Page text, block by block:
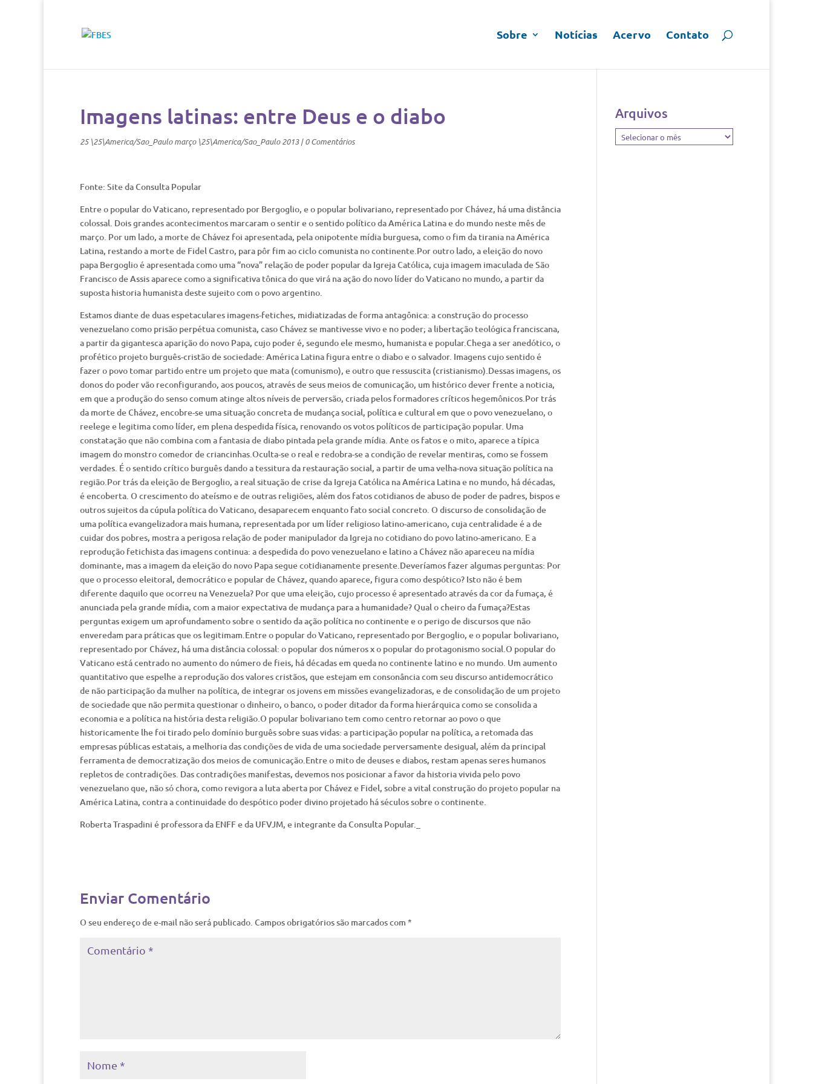
Sobre Notícias Acervo Contato
Imagens latinas: entre Deus e o diabo
25 \25\America/Sao_Paulo março \25\America/Sao_Paulo 2013|0 Comentários
Fonte: Site da Consulta Popular
Entre o popular do Vaticano, representado por Bergoglio, e o popular bolivariano, representado por Chávez, há uma distância
colossal. Dois grandes acontecimentos marcaram o sentir e o sentido político da América Latina e do mundo neste mês de
março. Por um lado, a morte de Chávez foi apresentada, pela onipotente mídia burguesa, como o fim da tirania na América
Latina, restando a morte de Fidel Castro, para pôr fim ao ciclo comunista no continente.Por outro lado, a eleição do novo
papa Bergoglio é apresentada como uma “nova” relação de poder popular da Igreja Católica, cuja imagem imaculada de São
Francisco de Assis aparece como a significativa tônica do que virá na ação do novo líder do Vaticano no mundo, a partir da
suposta historia humanista deste sujeito com o povo argentino.
Estamos diante de duas espetaculares imagens-fetiches, midiatizadas de forma antagônica: a construção do processo
venezuelano como prisão perpétua comunista, caso Chávez se mantivesse vivo e no poder; a libertação teológica franciscana,
a partir da gigantesca aparição do novo Papa, cujo poder é, segundo ele mesmo, humanista e popular.Chega a ser anedótico, o
profético projeto burguês-cristão de sociedade: América Latina figura entre o diabo e o salvador. Imagens cujo sentido é
fazer o povo tomar partido entre um projeto que mata (comunismo), e outro que ressuscita (cristianismo).Dessas imagens, os
donos do poder vão reconfigurando, aos poucos, através de seus meios de comunicação, um histórico dever frente a noticia,
em que a produção do senso comum atinge altos níveis de perversão, criada pelos formadores críticos hegemônicos.Por trás
da morte de Chávez, encobre-se uma situação concreta de mudança social, política e cultural em que o povo venezuelano, o
reelege e legitima como líder, em plena despedida física, renovando os votos políticos de participação popular. Uma
constatação que não combina com a fantasia de diabo pintada pela grande mídia. Ante os fatos e o mito, aparece a típica
imagem do monstro comedor de criancinhas.Oculta-se o real e redobra-se a condição de revelar mentiras, como se fossem
verdades. É o sentido crítico burguês dando a tessitura da restauração social, a partir de uma velha-nova situação política na
região.Por trás da eleição de Bergoglio, a real situação de crise da Igreja Católica na América Latina e no mundo, há décadas,
é encoberta. O crescimento do ateísmo e de outras religiões, além dos fatos cotidianos de abuso de poder de padres, bispos e
outros sujeitos da cúpula política do Vaticano, desaparecem enquanto fato social concreto. O discurso de consolidação de
uma política evangelizadora mais humana, representada por um líder religioso latino-americano, cuja centralidade é a de
cuidar dos pobres, mostra a perigosa relação de poder manipulador da Igreja no cotidiano do povo latino-americano. E a
reprodução fetichista das imagens continua: a despedida do povo venezuelano e latino a Chávez não apareceu na mídia
dominante, mas a imagem da eleição do novo Papa segue cotidianamente presente.Deveríamos fazer algumas perguntas: Por
que o processo eleitoral, democrático e popular de Chávez, quando aparece, figura como despótico? Isto não é bem
diferente daquilo que ocorreu na Venezuela? Por que uma eleição, cujo processo é apresentado através da cor da fumaça, é
anunciada pela grande mídia, com a maior expectativa de mudança para a humanidade? Qual o cheiro da fumaça?Estas
perguntas exigem um aprofundamento sobre o sentido da ação política no continente e o perigo de discursos que não
enveredam para práticas que os legitimam.Entre o popular do Vaticano, representado por Bergoglio, e o popular bolivariano,
representado por Chávez, há uma distância colossal: o popular dos números x o popular do protagonismo social.O popular do
Vaticano está centrado no aumento do número de fieis, há décadas em queda no continente latino e no mundo. Um aumento
quantitativo que espelhe a reprodução dos valores cristãos, que estejam em consonância com seu discurso antidemocrático
de não participação da mulher na política, de integrar os jovens em missões evangelizadoras, e de consolidação de um projeto
de sociedade que não permita questionar o dinheiro, o banco, o poder ditador da forma hierárquica como se consolida a
economia e a política na história desta religião.O popular bolivariano tem como centro retornar ao povo o que
historicamente lhe foi tirado pelo domínio burguês sobre suas vidas: a participação popular na política, a retomada das
empresas públicas estatais, a melhoria das condições de vida de uma sociedade perversamente desigual, além da principal
ferramenta de democratização dos meios de comunicação.Entre o mito de deuses e diabos, restam apenas seres humanos
repletos de contradições. Das contradições manifestas, devemos nos posicionar a favor da historia vivida pelo povo
venezuelano que, não só chora, como revigora a luta aberta por Chávez e Fidel, sobre a vital construção do projeto popular na
América Latina, contra a continuidade do despótico poder divino projetado há séculos sobre o continente.
Roberta Traspadini é professora da ENFF e da UFVJM, e integrante da Consulta Popular._
Enviar Comentário
O seu endereço de e-mail não será publicado. Campos obrigatórios são marcados com *
Arquivos
Arquivos